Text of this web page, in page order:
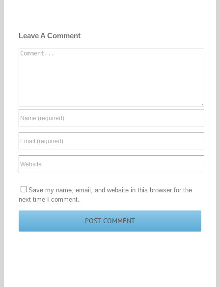
Leave A Comment
Comment
Save my name, email, and website in this browser for the
next time I comment.